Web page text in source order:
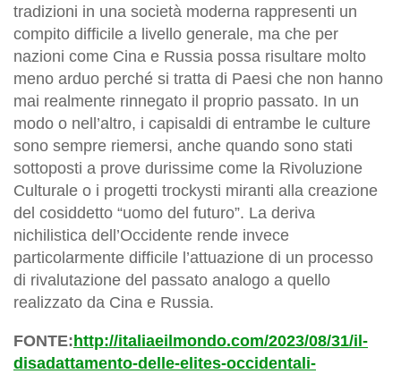
tradizioni in una società moderna rappresenti un
compito difficile a livello generale, ma che per
nazioni come Cina e Russia possa risultare molto
meno arduo perché si tratta di Paesi che non hanno
mai realmente rinnegato il proprio passato. In un
modo o nell’altro, i capisaldi di entrambe le culture
sono sempre riemersi, anche quando sono stati
sottoposti a prove durissime come la Rivoluzione
Culturale o i progetti trockysti miranti alla creazione
del cosiddetto “uomo del futuro”. La deriva
nichilistica dell’Occidente rende invece
particolarmente difficile l’attuazione di un processo
di rivalutazione del passato analogo a quello
realizzato da Cina e Russia.
FONTE: http://italiaeilmondo.com/2023/08/31/il-
disadattamento-delle-elites-occidentali-